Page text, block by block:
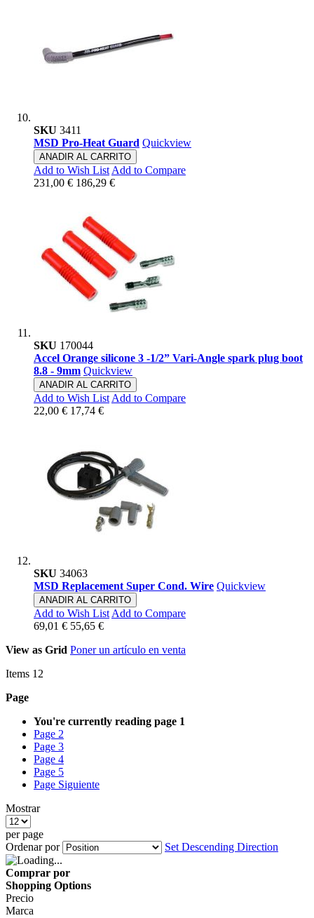
SKU 3411
MSD Pro-Heat Guard Quickview
ANADIR AL CARRITO
Add to Wish List Add to Compare
231,00 € 186,29 €
SKU 170044
Accel Orange silicone 3 -1/2” Vari-Angle spark plug boot
8.8 - 9mm Quickview
ANADIR AL CARRITO
Add to Wish List Add to Compare
22,00 € 17,74 €
SKU 34063
MSD Replacement Super Cond. Wire Quickview
ANADIR AL CARRITO
Add to Wish List Add to Compare
69,01 € 55,65 €
View as Grid Poner un artículo en venta
Items 12
Page
You're currently reading page 1
Page 2
Page 3
Page 4
Page 5
Page Siguiente
Mostrar
per page
Ordenar por
Set Descending Direction
Comprar por
Shopping Options
Precio
Marca